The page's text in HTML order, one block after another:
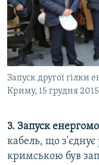
Запуск другої гілки
Криму, 15 грудня
3. Запуск
кабель, що з'єднує
кримською був